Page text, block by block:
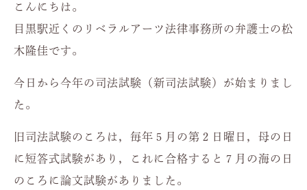
こんにちは。
目黒駅近くのリベラルアーツ法律事務所の弁護士の松
木隆佳です。
今日から今年の司法試験（新司法試験）が始まりまし
た。
旧司法試験のころは，毎年５月の第２日曜日，母の日
に短答式試験があり，これに合格すると７月の海の日
のころに論文試験がありました。